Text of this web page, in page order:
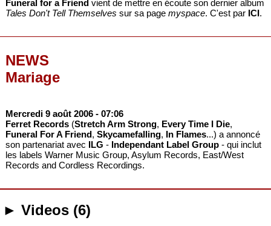
Funeral for a Friend vient de mettre en écoute son dernier album
Tales Don't Tell Themselves sur sa page myspace. C'est par ICI.
NEWS
Mariage
Mercredi 9 août 2006 - 07:06
Ferret Records(Stretch Arm Strong, Every Time I Die,
Funeral For A Friend, Skycamefalling, In Flames...) a annoncé
son partenariat avec ILG - Independant Label Group- qui inclut
les labels Warner Music Group, Asylum Records, East/West
Records and Cordless Recordings.
► Videos (6)